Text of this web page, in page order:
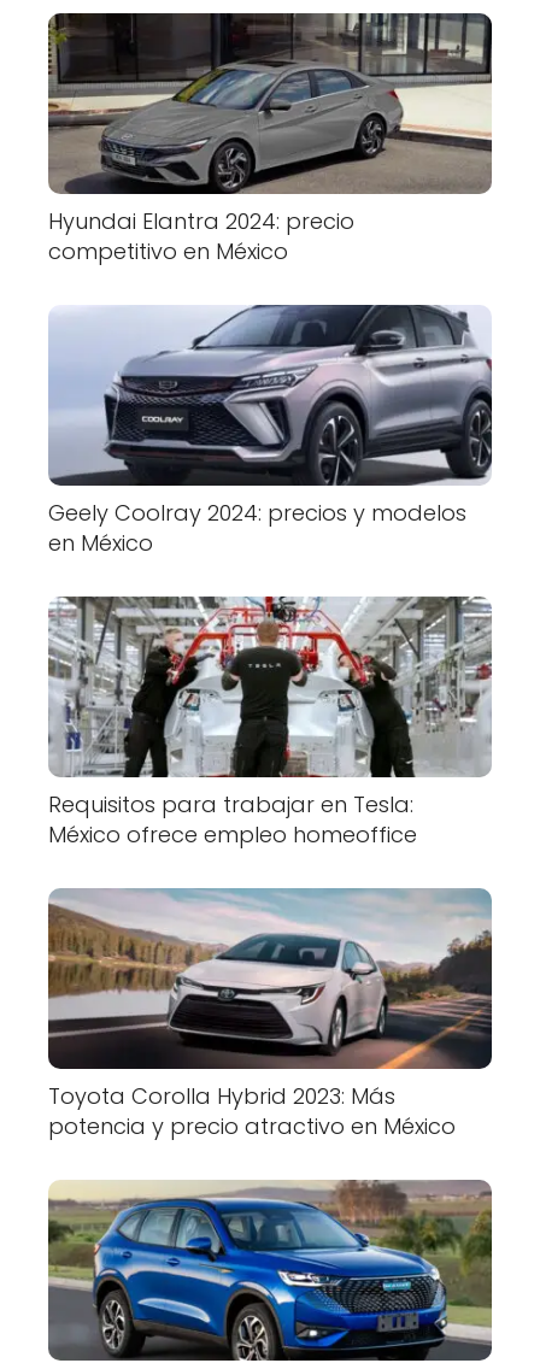
Hyundai Elantra 2024: precio
competitivo en México
Geely Coolray 2024: precios y modelos
en México
Requisitos para trabajar en Tesla:
México ofrece empleo homeoffice
Toyota Corolla Hybrid 2023: Más
potencia y precio atractivo en México